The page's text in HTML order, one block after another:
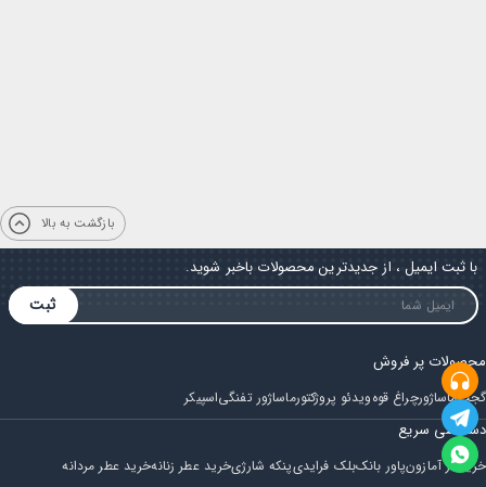
بازگشت به بالا
با ثبت ایمیل ، از جدیدترین محصولات باخبر شوید.
ثبت
محصولات پر فروش
گجتماساژورچراغ قوهویدئو پروژکتورماساژور تفنگیاسپیکر
دسترسی سریع
خرید از آمازونپاور بانکبلک فرایدیپنکه شارژیخرید عطر زنانهخرید عطر مردانه